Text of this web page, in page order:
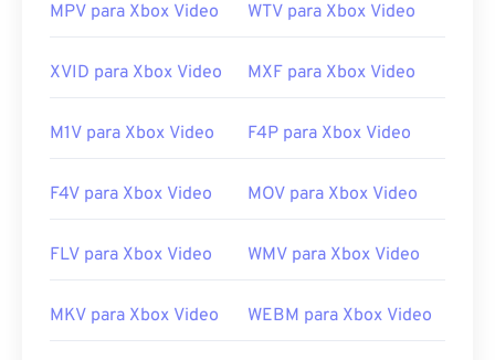
MPV para Xbox Video WTV para Xbox Video
XVID para Xbox Video MXF para Xbox Video
M1V para Xbox Video F4P para Xbox Video
F4V para Xbox Video MOV para Xbox Video
FLV para Xbox Video WMV para Xbox Video
MKV para Xbox Video WEBM para Xbox Video